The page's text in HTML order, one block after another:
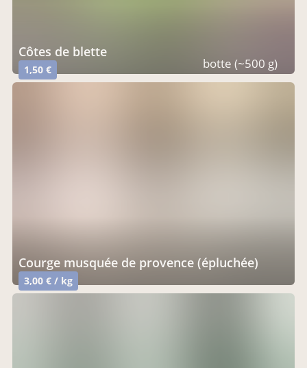
côtes de blette
1,50 € botte (~500 g)
courge musquée de provence (épluchée)
3,00 € / kg